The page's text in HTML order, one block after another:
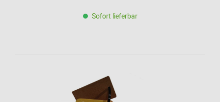
Sofort lieferbar